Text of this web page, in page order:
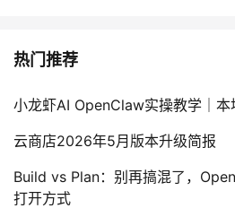
我
的
课
程
我
的
认
我
的
我
的
技
术
支
我
的
云
声
热门推荐
小龙虾AI OpenClaw实操教学｜
云商店2026年5月版本升级简报
Build vs Plan：别再搞混了，
打开方式